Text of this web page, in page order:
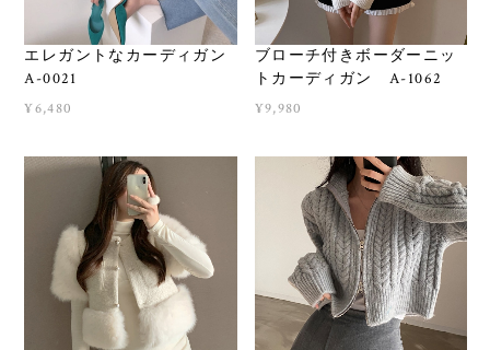
エレガントなカーディガン
A-0021
¥6,480
ブローチ付きボーダーニッ
トカーディガン A-1062
¥9,980